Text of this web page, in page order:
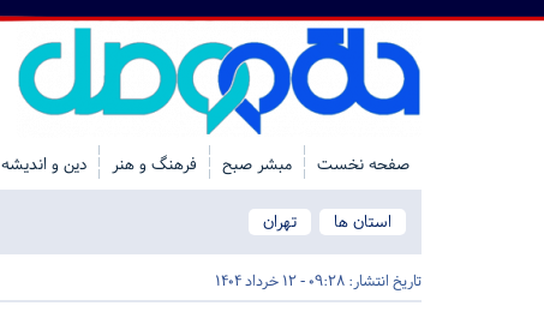
صفحه نخست مبشر صبح فرهنگ و هنر دین و اندیشه
استان ها تهران
تاریخ انتشار: 09:28 - 12 خرداد 1404